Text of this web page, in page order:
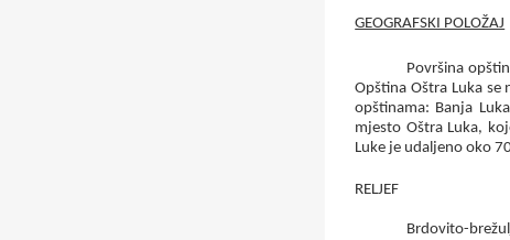
GEOGRAFSKI POLOŽAJ
Površina
Opština Oštra Luka se
opštinama: Banja
mjesto Oštra Luka,
Luke je udaljeno oko
RELJEF
Brdovito-